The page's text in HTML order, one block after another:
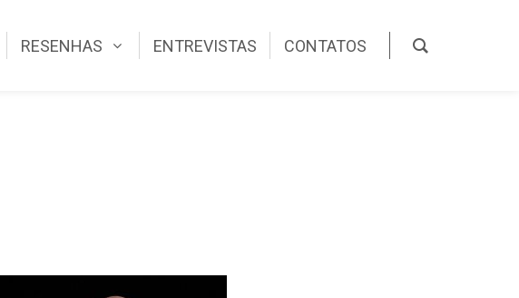
RESENHAS ENTREVISTAS CONTATOS